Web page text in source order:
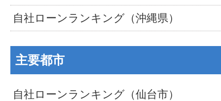
自社ローンランキング（沖縄県）
主要都市
自社ローンランキング（仙台市）